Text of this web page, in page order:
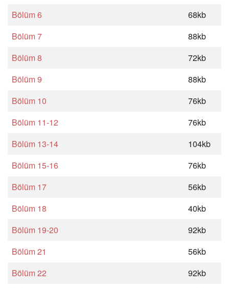
Bölüm 6
68kb
Bölüm 7
88kb
Bölüm 8
72kb
Bölüm 9
88kb
Bölüm 10
76kb
Bölüm 11-12
76kb
Bölüm 13-14
104kb
Bölüm 15-16
76kb
Bölüm 17
56kb
Bölüm 18
40kb
Bölüm 19-20
92kb
Bölüm 21
56kb
Bölüm 22
92kb